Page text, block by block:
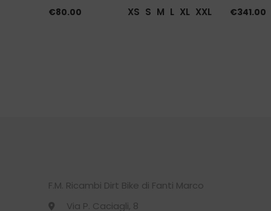
€80.00 XS S M L XL XXL €341.00
F.M. Ricambi Dirt Bike di Fanti Marco
Via P. Caciagli, 8